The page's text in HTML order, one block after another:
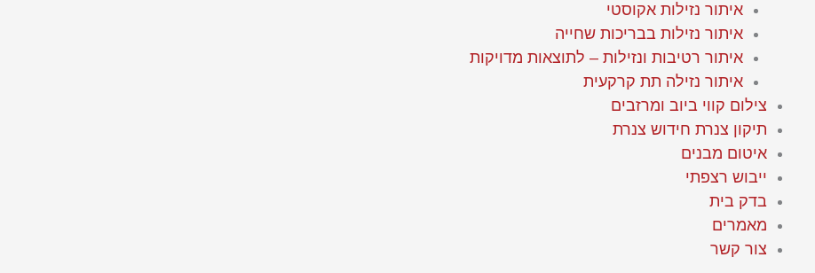
איתור נזילות אקוסטי
איתור נזילות בבריכות שחייה
איתור רטיבות ונזילות – לתוצאות מדויקות
איתור נזילה תת קרקעית
צילום קווי ביוב ומרזבים
תיקון צנרת חידוש צנרת
איטום מבנים
ייבוש רצפתי
בדק בית
מאמרים
צור קשר